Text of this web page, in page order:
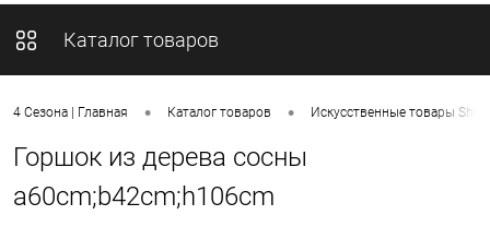
Каталог товаров
4 Сезона | Главная • Каталог товаров • Искусственные товары
Горшок из дерева сосны
a60cm;b42cm;h106cm